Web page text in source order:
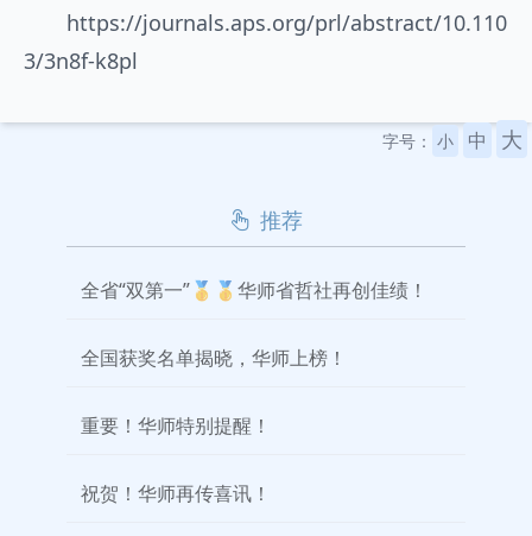
https://journals.aps.org/prl/abstract/10.110
3/3n8f-k8pl
字号： 小 中 大
推荐
全省“双第一”🥇🥇华师省哲社再创佳绩！
全国获奖名单揭晓，华师上榜！
重要！华师特别提醒！
祝贺！华师再传喜讯！